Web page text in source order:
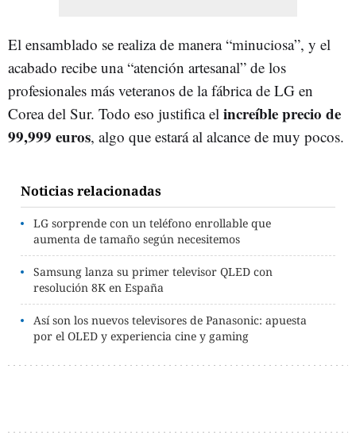
El ensamblado se realiza de manera “minuciosa”, y el
acabado recibe una “atención artesanal” de los
profesionales más veteranos de la fábrica de LG en
Corea del Sur. Todo eso justifica el increíble precio de
99,999 euros, algo que estará al alcance de muy pocos.
Noticias relacionadas
LG sorprende con un teléfono enrollable que
aumenta de tamaño según necesitemos
Samsung lanza su primer televisor QLED con
resolución 8K en España
Así son los nuevos televisores de Panasonic: apuesta
por el OLED y experiencia cine y gaming